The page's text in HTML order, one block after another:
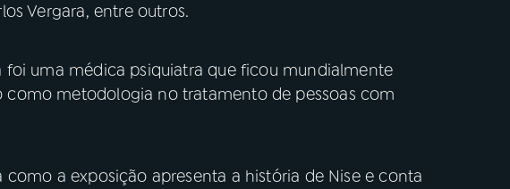
Vergara, entre outros.
foi uma médica psiquiatra que ficou mundialmente
como metodologia no tratamento de pessoas com
como a exposição apresenta a história de Nise e conta